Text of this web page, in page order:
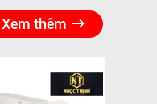
Xem thêm